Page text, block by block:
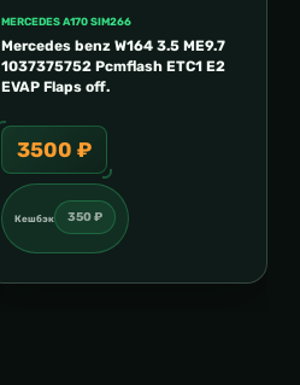
MERCEDES A170 SIM266
Mercedes benz W164 3.5 ME9.7
1037375752 Pcmflash ETC1 E2
EVAP Flaps off.
3500 ₽
Кешбэк 350 ₽